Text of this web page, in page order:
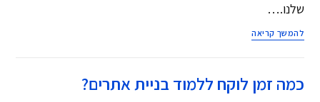
שלנו.…
להמשך קריאה
כמה זמן לוקח ללמוד בניית אתרים?